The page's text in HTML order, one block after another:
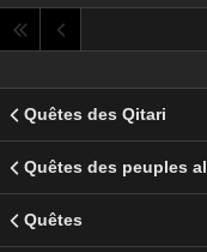
Quêtes des Qitari
Quêtes des peuples
Quêtes